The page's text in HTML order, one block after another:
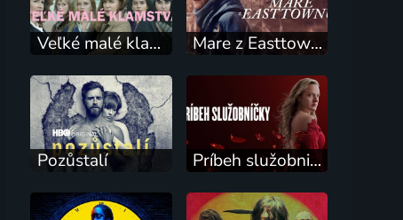
Veľké malé klamstvá Mare z Easttownu
Pozůstalí Príbeh služobnice